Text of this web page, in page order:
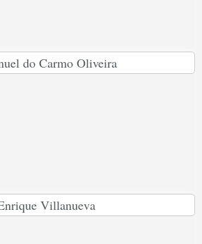
do Carmo Oliveira
Villanueva